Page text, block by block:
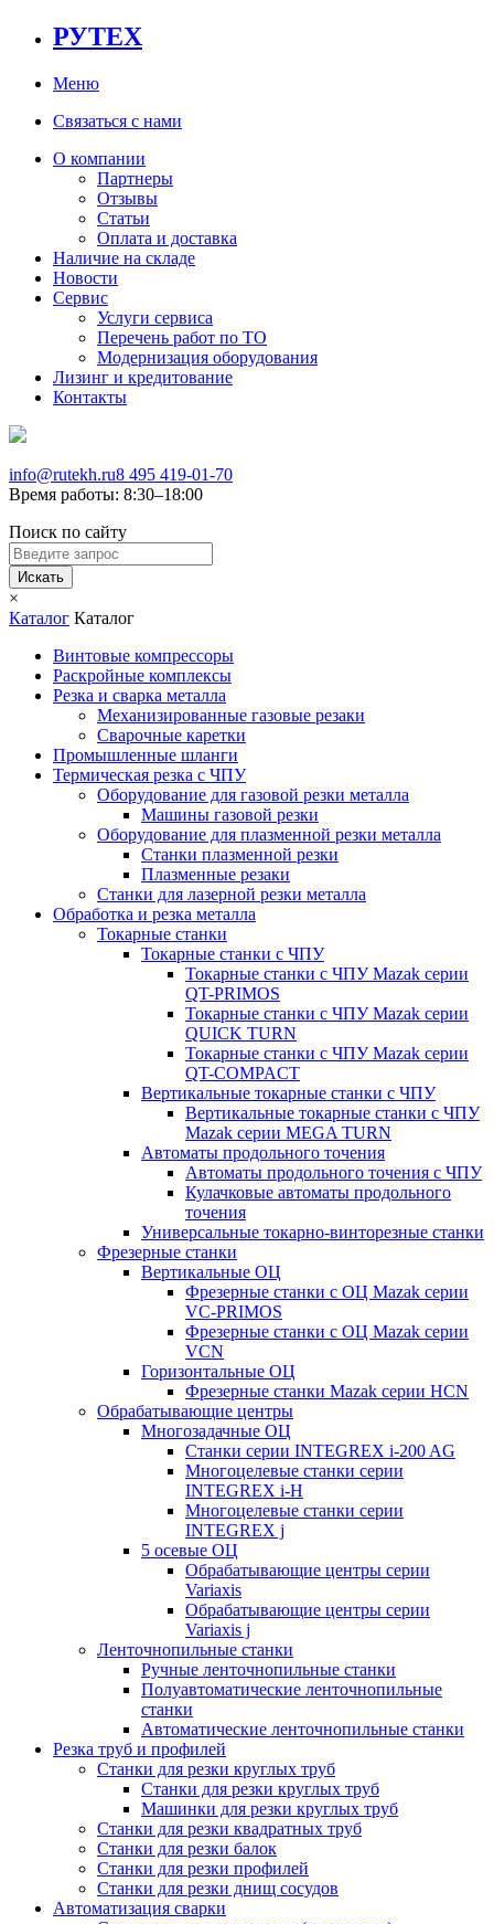
РУТЕХ
Меню
Связаться с нами
О компании
Партнеры
Отзывы
Статьи
Оплата и доставка
Наличие на складе
Новости
Сервис
Услуги сервиса
Перечень работ по ТО
Модернизация оборудования
Лизинг и кредитование
Контакты
info@rutekh.ru8 495 419-01-70
Время работы: 8:30–18:00
Поиск по сайту
Искать
×
Каталог Каталог
Винтовые компрессоры
Раскройные комплексы
Резка и сварка металла
Механизированные газовые резаки
Сварочные каретки
Промышленные шланги
Термическая резка с ЧПУ
Оборудование для газовой резки металла
Машины газовой резки
Оборудование для плазменной резки металла
Станки плазменной резки
Плазменные резаки
Станки для лазерной резки металла
Обработка и резка металла
Токарные станки
Токарные станки с ЧПУ
Токарные станки с ЧПУ Mazak серии
QT-PRIMOS
Токарные станки с ЧПУ Mazak серии
QUICK TURN
Токарные станки с ЧПУ Mazak серии
QT-COMPACT
Вертикальные токарные станки с ЧПУ
Вертикальные токарные станки с ЧПУ
Mazak серии MEGA TURN
Автоматы продольного точения
Автоматы продольного точения с ЧПУ
Кулачковые автоматы продольного
точения
Универсальные токарно-винторезные станки
Фрезерные станки
Вертикальные ОЦ
Фрезерные станки с ОЦ Mazak серии
VC-PRIMOS
Фрезерные станки с ОЦ Mazak серии
VCN
Горизонтальные ОЦ
Фрезерные станки Mazak серии HCN
Обрабатывающие центры
Многозадачные ОЦ
Cтанки серии INTEGREX i-200 AG
Многоцелевые станки серии
INTEGREX i-H
Многоцелевые станки серии
INTEGREX j
5 осевые ОЦ
Обрабатывающие центры серии
Variaxis
Обрабатывающие центры серии
Variaxis j
Ленточнопильные станки
Ручные ленточнопильные станки
Полуавтоматические ленточнопильные
станки
Автоматические ленточнопильные станки
Резка труб и профилей
Станки для резки круглых труб
Станки для резки круглых труб
Машинки для резки круглых труб
Станки для резки квадратных труб
Станки для резки балок
Станки для резки профилей
Станки для резки днищ сосудов
Автоматизация сварки